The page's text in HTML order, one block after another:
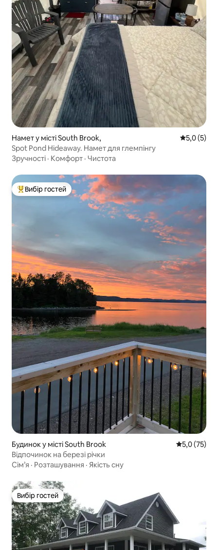
Намет у місті South Brook, Середня
5,0 (5)
Spot Pond Hideaway. Намет для глемпінгу
Зручності · Комфорт · Чистота
Топ вибір гостей
Вибір гостей
Будинок у місті South Brook Середня
5,0 (75)
Відпочинок на березі річки
Сім’я · Розташування · Якість сну
Вибір гостей
Вибір гостей